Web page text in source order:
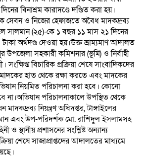
বিনাশ্রম কারাদণ্ডে দণ্ডিত করা হয়।
সেবন ও নিজের হেফাজতে অবৈধ মাদকদ্রব্য
সালমান (২৫)-কে ১ বছর ১১ মাস ২১ দিনের
অর্থদণ্ড দেওয়া হয়।উক্ত ভ্রাম্যমাণ আদালত
উপজেলা সহকারী কমিশনার (ভূমি) ও নির্বাহী
সংক্ষিপ্ত বিচারিক প্রক্রিয়া শেষে সাংবাদিকদের
হাত থেকে রক্ষা করতে এবং মাদকের
নিয়মিত পরিচালনা করা হবে। কোনো
না।অভিযান পরিচালনাকালে উপস্থিত থেকে
মাদকদ্রব্য নিয়ন্ত্রণ অধিদপ্তর, টাঙ্গাইলের
এবং উপ-পরিদর্শক মো. রাশিদুল ইসলামসহ
ও স্থানীয় প্রশাসনের সংশ্লিষ্ট অন্যান্য
শেষে সাজাপ্রাপ্তদের আদালতের মাধ্যমে